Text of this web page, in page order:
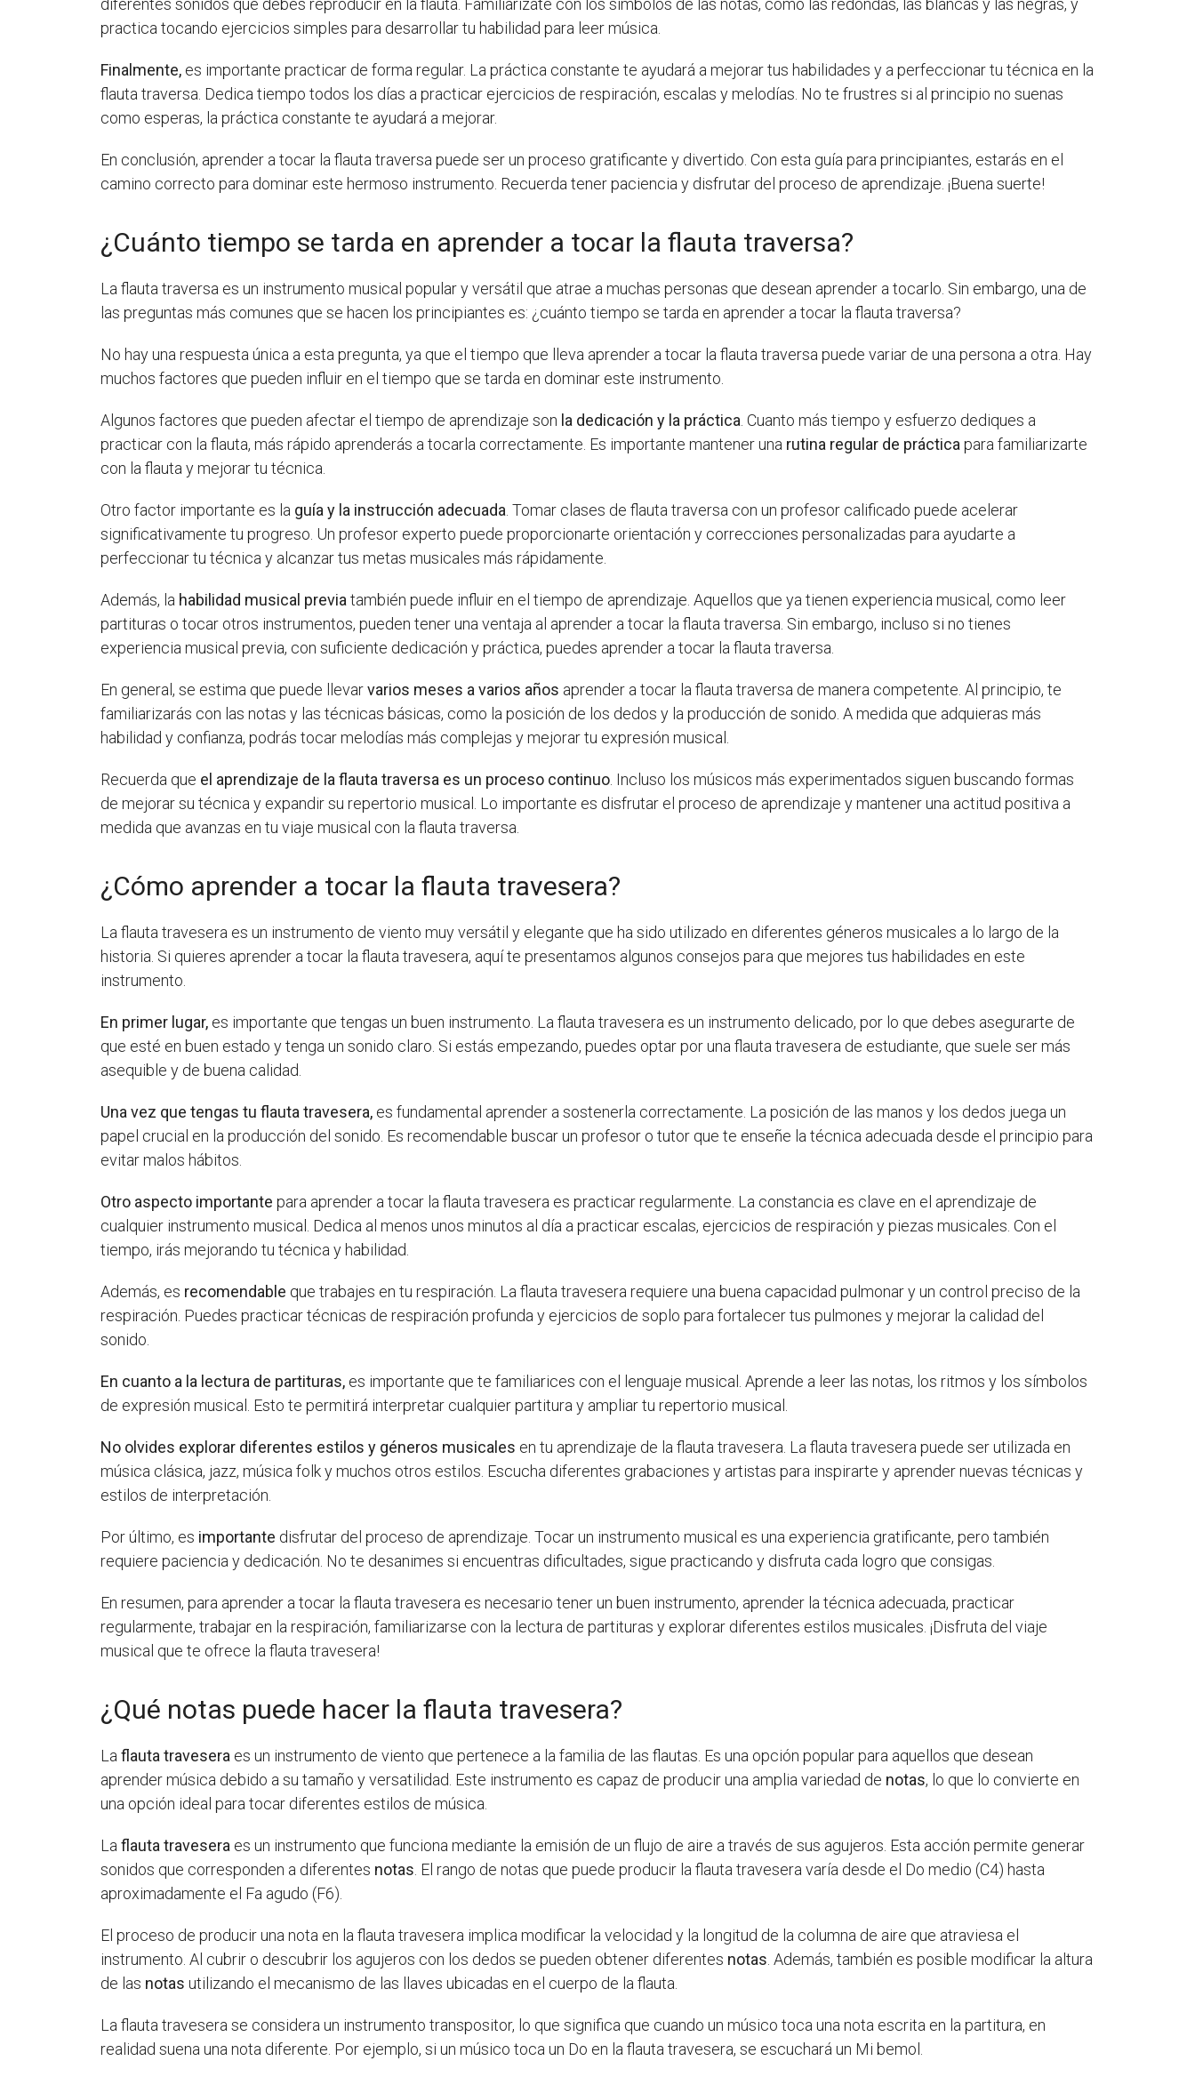
practica tocando ejercicios simples para desarrollar tu habilidad para leer música.
Finalmente, es importante practicar de forma regular. La práctica constante te ayudará a mejorar tus habilidades y a perfeccionar tu técnica en la
flauta traversa. Dedica tiempo todos los días a practicar ejercicios de respiración, escalas y melodías. No te frustres si al principio no suenas
como esperas, la práctica constante te ayudará a mejorar.
En conclusión, aprender a tocar la flauta traversa puede ser un proceso gratificante y divertido. Con esta guía para principiantes, estarás en el
camino correcto para dominar este hermoso instrumento. Recuerda tener paciencia y disfrutar del proceso de aprendizaje. ¡Buena suerte!
¿Cuánto tiempo se tarda en aprender a tocar la flauta traversa?
La flauta traversa es un instrumento musical popular y versátil que atrae a muchas personas que desean aprender a tocarlo. Sin embargo, una de
las preguntas más comunes que se hacen los principiantes es: ¿cuánto tiempo se tarda en aprender a tocar la flauta traversa?
No hay una respuesta única a esta pregunta, ya que el tiempo que lleva aprender a tocar la flauta traversa puede variar de una persona a otra. Hay
muchos factores que pueden influir en el tiempo que se tarda en dominar este instrumento.
Algunos factores que pueden afectar el tiempo de aprendizaje son la dedicación y la práctica . Cuanto más tiempo y esfuerzo dediques a
practicar con la flauta, más rápido aprenderás a tocarla correctamente. Es importante mantener una rutina regular de práctica para familiarizarte
con la flauta y mejorar tu técnica.
Otro factor importante es la guía y la instrucción adecuada . Tomar clases de flauta traversa con un profesor calificado puede acelerar
significativamente tu progreso. Un profesor experto puede proporcionarte orientación y correcciones personalizadas para ayudarte a
perfeccionar tu técnica y alcanzar tus metas musicales más rápidamente.
Además, la habilidad musical previa también puede influir en el tiempo de aprendizaje. Aquellos que ya tienen experiencia musical, como leer
partituras o tocar otros instrumentos, pueden tener una ventaja al aprender a tocar la flauta traversa. Sin embargo, incluso si no tienes
experiencia musical previa, con suficiente dedicación y práctica, puedes aprender a tocar la flauta traversa.
En general, se estima que puede llevarvarios meses a varios años aprender a tocar la flauta traversa de manera competente. Al principio, te
familiarizarás con las notas y las técnicas básicas, como la posición de los dedos y la producción de sonido. A medida que adquieras más
habilidad y confianza, podrás tocar melodías más complejas y mejorar tu expresión musical.
Recuerda que el aprendizaje de la flauta traversa es un proceso continuo . Incluso los músicos más experimentados siguen buscando formas
de mejorar su técnica y expandir su repertorio musical. Lo importante es disfrutar el proceso de aprendizaje y mantener una actitud positiva a
medida que avanzas en tu viaje musical con la flauta traversa.
¿Cómo aprender a tocar la flauta travesera?
La flauta travesera es un instrumento de viento muy versátil y elegante que ha sido utilizado en diferentes géneros musicales a lo largo de la
historia. Si quieres aprender a tocar la flauta travesera, aquí te presentamos algunos consejos para que mejores tus habilidades en este
instrumento.
En primer lugar, es importante que tengas un buen instrumento. La flauta travesera es un instrumento delicado, por lo que debes asegurarte de
que esté en buen estado y tenga un sonido claro. Si estás empezando, puedes optar por una flauta travesera de estudiante, que suele ser más
asequible y de buena calidad.
Una vez que tengas tu flauta travesera, es fundamental aprender a sostenerla correctamente. La posición de las manos y los dedos juega un
papel crucial en la producción del sonido. Es recomendable buscar un profesor o tutor que te enseñe la técnica adecuada desde el principio para
evitar malos hábitos.
Otro aspecto importante para aprender a tocar la flauta travesera es practicar regularmente. La constancia es clave en el aprendizaje de
cualquier instrumento musical. Dedica al menos unos minutos al día a practicar escalas, ejercicios de respiración y piezas musicales. Con el
tiempo, irás mejorando tu técnica y habilidad.
Además, es recomendable que trabajes en tu respiración. La flauta travesera requiere una buena capacidad pulmonar y un control preciso de la
respiración. Puedes practicar técnicas de respiración profunda y ejercicios de soplo para fortalecer tus pulmones y mejorar la calidad del
sonido.
En cuanto a la lectura de partituras, es importante que te familiarices con el lenguaje musical. Aprende a leer las notas, los ritmos y los símbolos
de expresión musical. Esto te permitirá interpretar cualquier partitura y ampliar tu repertorio musical.
No olvides explorar diferentes estilos y géneros musicales en tu aprendizaje de la flauta travesera. La flauta travesera puede ser utilizada en
música clásica, jazz, música folk y muchos otros estilos. Escucha diferentes grabaciones y artistas para inspirarte y aprender nuevas técnicas y
estilos de interpretación.
Por último, es importante disfrutar del proceso de aprendizaje. Tocar un instrumento musical es una experiencia gratificante, pero también
requiere paciencia y dedicación. No te desanimes si encuentras dificultades, sigue practicando y disfruta cada logro que consigas.
En resumen, para aprender a tocar la flauta travesera es necesario tener un buen instrumento, aprender la técnica adecuada, practicar
regularmente, trabajar en la respiración, familiarizarse con la lectura de partituras y explorar diferentes estilos musicales. ¡Disfruta del viaje
musical que te ofrece la flauta travesera!
¿Qué notas puede hacer la flauta travesera?
Laflauta travesera es un instrumento de viento que pertenece a la familia de las flautas. Es una opción popular para aquellos que desean
aprender música debido a su tamaño y versatilidad. Este instrumento es capaz de producir una amplia variedad de notas, lo que lo convierte en
una opción ideal para tocar diferentes estilos de música.
Laflauta travesera es un instrumento que funciona mediante la emisión de un flujo de aire a través de sus agujeros. Esta acción permite generar
sonidos que corresponden a diferentes notas . El rango de notas que puede producir la flauta travesera varía desde el Do medio (C4) hasta
aproximadamente el Fa agudo (F6).
El proceso de producir una nota en la flauta travesera implica modificar la velocidad y la longitud de la columna de aire que atraviesa el
instrumento. Al cubrir o descubrir los agujeros con los dedos se pueden obtener diferentes notas . Además, también es posible modificar la altura
de las notas utilizando el mecanismo de las llaves ubicadas en el cuerpo de la flauta.
La flauta travesera se considera un instrumento transpositor, lo que significa que cuando un músico toca una nota escrita en la partitura, en
realidad suena una nota diferente. Por ejemplo, si un músico toca un Do en la flauta travesera, se escuchará un Mi bemol.